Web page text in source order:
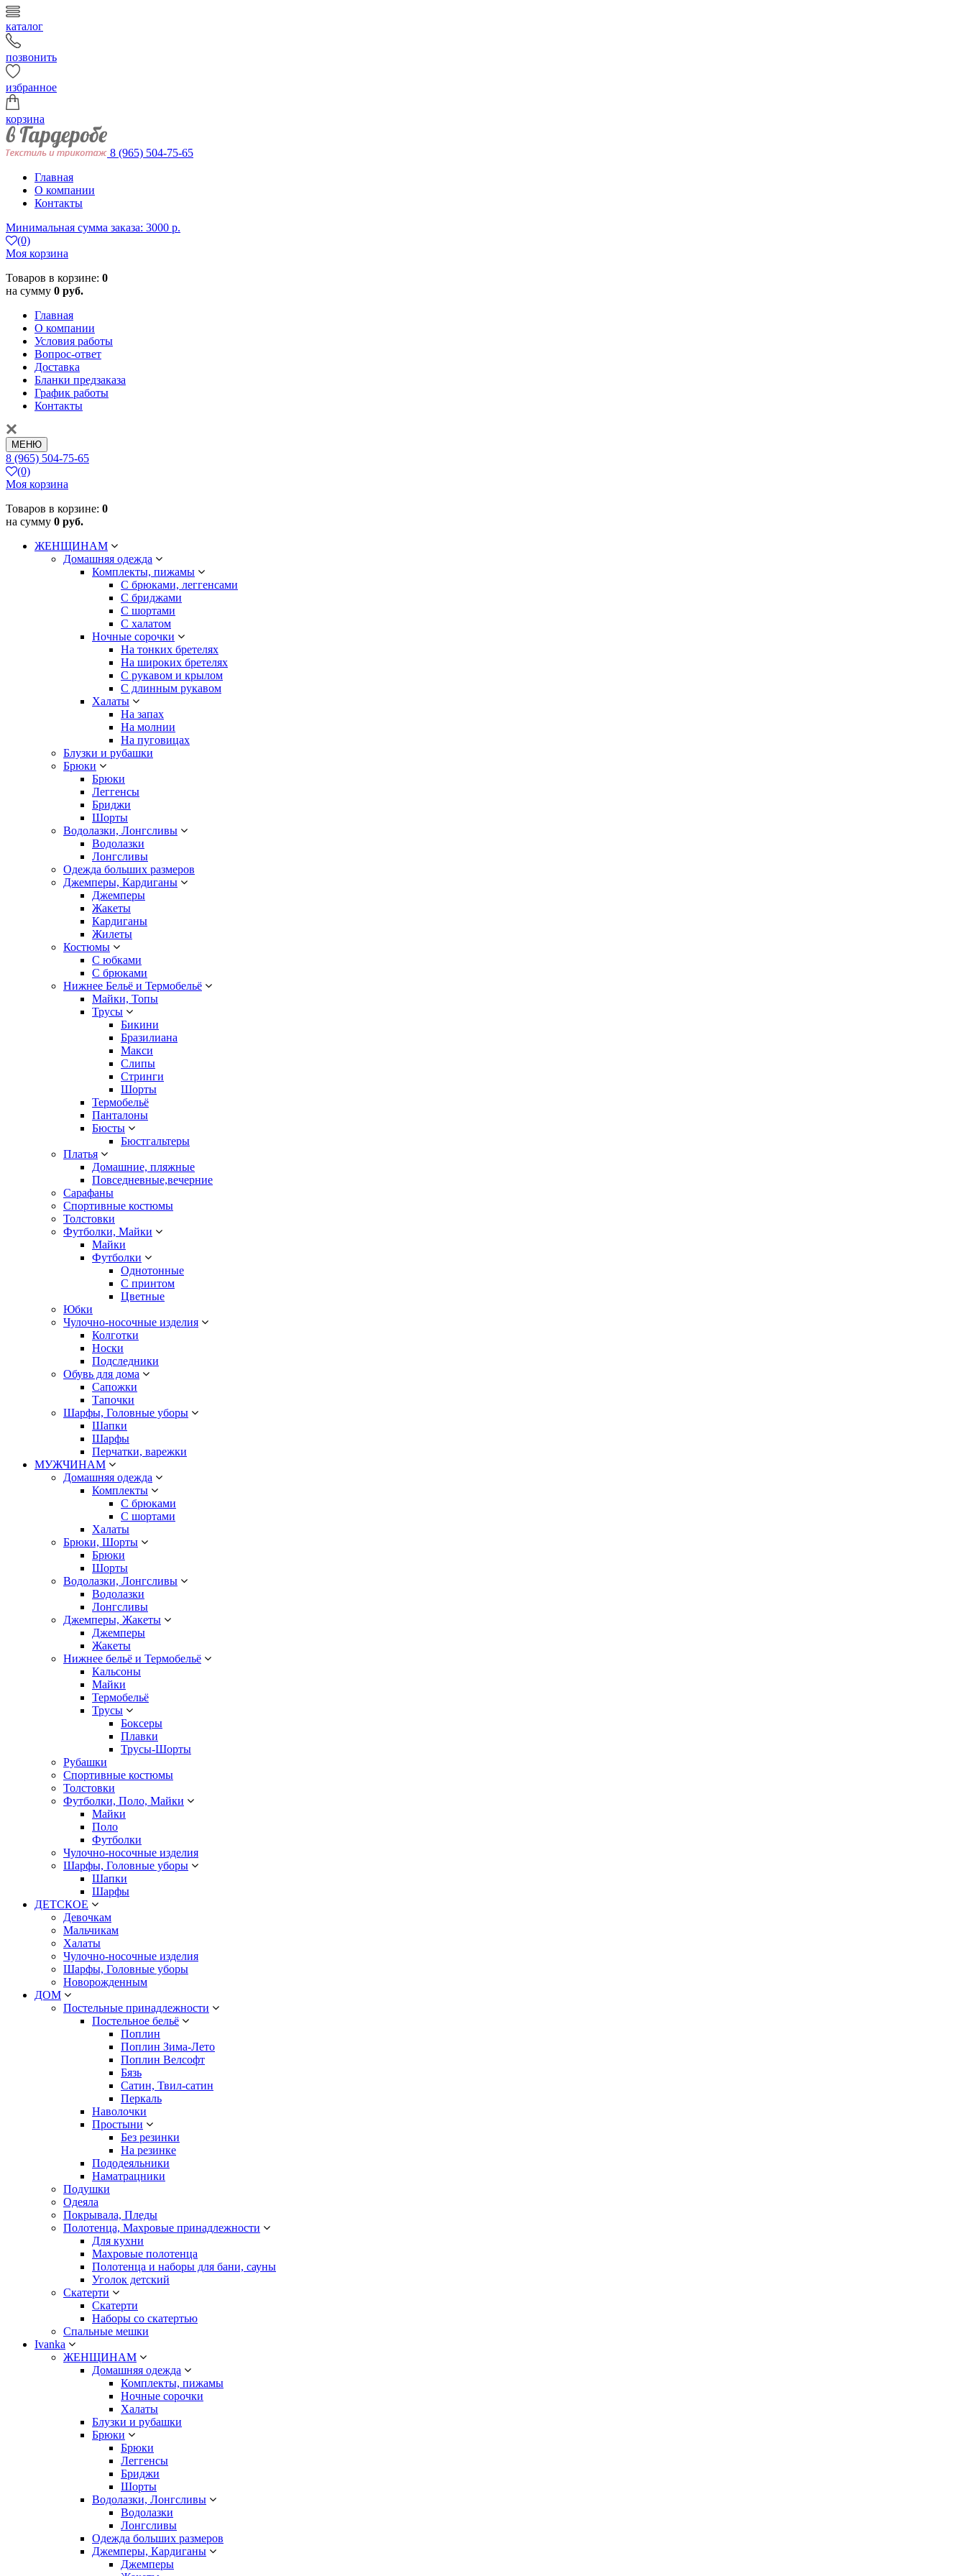
каталог
позвонить
избранное
корзина
8 (965) 504-75-65
Главная
О компании
Контакты
Минимальная сумма заказа: 3000 р.
(0)
Моя корзина
Товаров в корзине: 0
на сумму 0 руб.
Главная
О компании
Условия работы
Вопрос-ответ
Доставка
Бланки предзаказа
График работы
Контакты
МЕНЮ
8 (965) 504-75-65
(0)
Моя корзина
Товаров в корзине: 0
на сумму 0 руб.
ЖЕНЩИНАМ
Домашняя одежда
Комплекты, пижамы
С брюками, леггенсами
С бриджами
С шортами
С халатом
Ночные сорочки
На тонких бретелях
На широких бретелях
С рукавом и крылом
С длинным рукавом
Халаты
На запах
На молнии
На пуговицах
Блузки и рубашки
Брюки
Брюки
Леггенсы
Бриджи
Шорты
Водолазки, Лонгсливы
Водолазки
Лонгсливы
Одежда больших размеров
Джемперы, Кардиганы
Джемперы
Жакеты
Кардиганы
Жилеты
Костюмы
С юбками
С брюками
Нижнее Бельё и Термобельё
Майки, Топы
Трусы
Бикини
Бразилиана
Макси
Слипы
Стринги
Шорты
Термобельё
Панталоны
Бюсты
Бюстгальтеры
Платья
Домашние, пляжные
Повседневные,вечерние
Сарафаны
Спортивные костюмы
Толстовки
Футболки, Майки
Майки
Футболки
Однотонные
С принтом
Цветные
Юбки
Чулочно-носочные изделия
Колготки
Носки
Подследники
Обувь для дома
Сапожки
Тапочки
Шарфы, Головные уборы
Шапки
Шарфы
Перчатки, варежки
МУЖЧИНАМ
Домашняя одежда
Комплекты
С брюками
С шортами
Халаты
Брюки, Шорты
Брюки
Шорты
Водолазки, Лонгсливы
Водолазки
Лонгсливы
Джемперы, Жакеты
Джемперы
Жакеты
Нижнее бельё и Термобельё
Кальсоны
Майки
Термобельё
Трусы
Боксеры
Плавки
Трусы-Шорты
Рубашки
Спортивные костюмы
Толстовки
Футболки, Поло, Майки
Майки
Поло
Футболки
Чулочно-носочные изделия
Шарфы, Головные уборы
Шапки
Шарфы
ДЕТСКОЕ
Девочкам
Мальчикам
Халаты
Чулочно-носочные изделия
Шарфы, Головные уборы
Новорожденным
ДОМ
Постельные принадлежности
Постельное бельё
Поплин
Поплин Зима-Лето
Поплин Велсофт
Бязь
Сатин, Твил-сатин
Перкаль
Наволочки
Простыни
Без резинки
На резинке
Пододеяльники
Наматрацники
Подушки
Одеяла
Покрывала, Пледы
Полотенца, Махровые принадлежности
Для кухни
Махровые полотенца
Полотенца и наборы для бани, сауны
Уголок детский
Скатерти
Скатерти
Наборы со скатертью
Спальные мешки
Ivanka
ЖЕНЩИНАМ
Домашняя одежда
Комплекты, пижамы
Ночные сорочки
Халаты
Блузки и рубашки
Брюки
Брюки
Леггенсы
Бриджи
Шорты
Водолазки, Лонгсливы
Водолазки
Лонгсливы
Одежда больших размеров
Джемперы, Кардиганы
Джемперы